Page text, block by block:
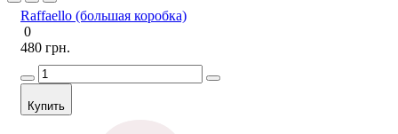
Raffaello (большая коробка)
0
480 грн.
Купить